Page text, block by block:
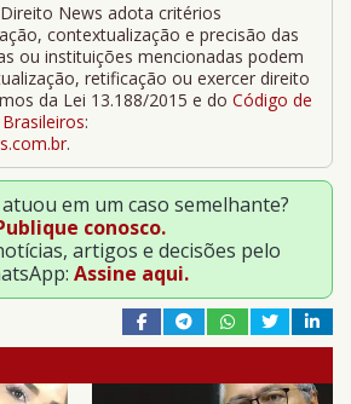
News adota critérios
contextualização e precisão das
ou instituições mencionadas podem
retificação ou exercer direito
da Lei 13.188/2015 e do Código de
:
.
em um caso semelhante?
conosco.
artigos e decisões pelo
Assine aqui.